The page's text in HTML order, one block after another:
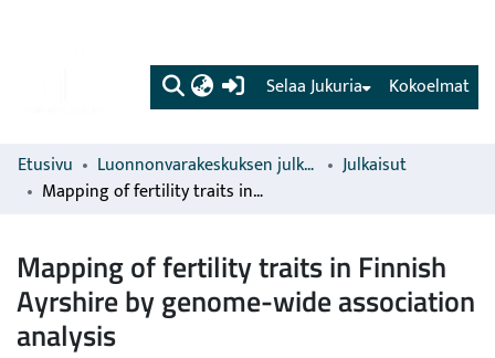
(current) Kokoelmat
Selaa Jukuria
Etusivu Luonnonvarakeskuksen julkaisut
Julkaisut
Mapping of fertility traits in Finnish Ayrshire by genome-wide association analysis
Mapping of fertility traits in Finnish
Ayrshire by genome-wide association
analysis